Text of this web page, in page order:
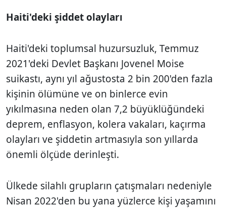
Haiti'deki şiddet olayları
Haiti'deki toplumsal huzursuzluk, Temmuz
2021'deki Devlet Başkanı Jovenel Moise
suikastı, aynı yıl ağustosta 2 bin 200'den fazla
kişinin ölümüne ve on binlerce evin
yıkılmasına neden olan 7,2 büyüklüğündeki
deprem, enflasyon, kolera vakaları, kaçırma
olayları ve şiddetin artmasıyla son yıllarda
önemli ölçüde derinleşti.
Ülkede silahlı grupların çatışmaları nedeniyle
Nisan 2022'den bu yana yüzlerce kişi yaşamını